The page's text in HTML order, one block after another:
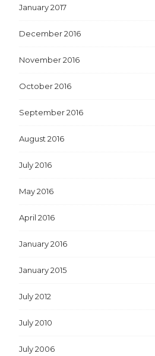
January 2017
December 2016
November 2016
October 2016
September 2016
August 2016
July 2016
May 2016
April 2016
January 2016
January 2015
July 2012
July 2010
July 2006